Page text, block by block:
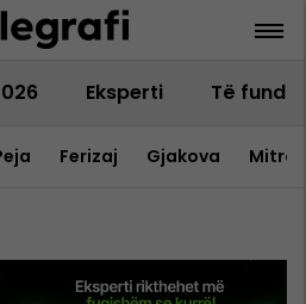
Eksperti Të fundit
Ferizaj Gjakova